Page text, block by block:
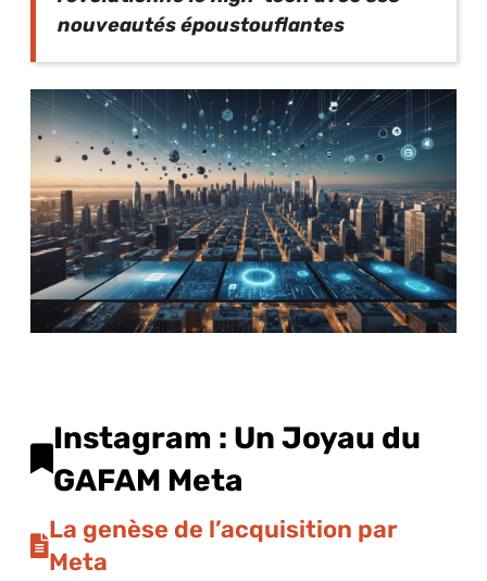
nouveautés époustouflantes
Instagram : Un Joyau du
GAFAM Meta
La genèse de l’acquisition par
Meta